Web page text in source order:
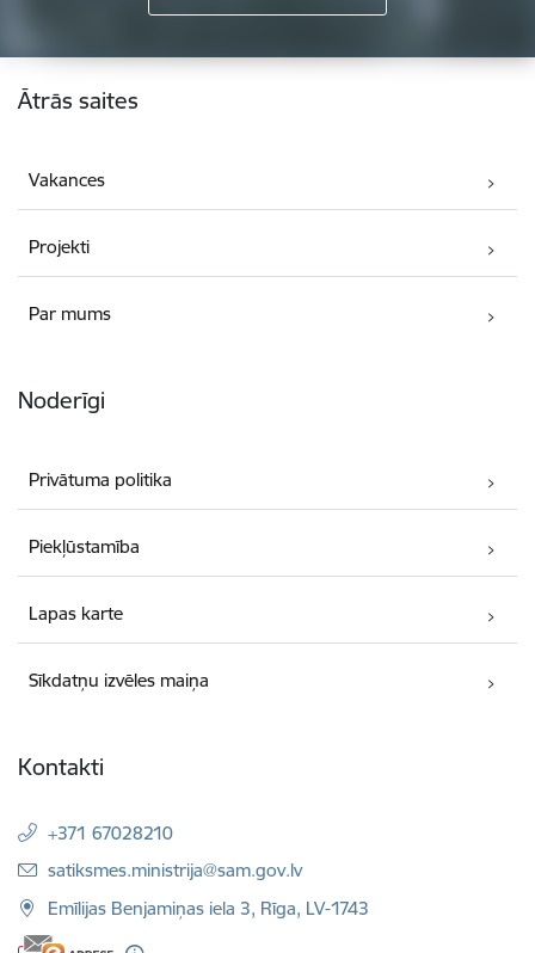
Kājene
Ātrās saites
Vakances
Projekti
Par mums
Noderīgi
Privātuma politika
Piekļūstamība
Lapas karte
Sīkdatņu izvēles maiņa
Kontakti
+371 67028210
E-pasts:
satiksmes.ministrija@sam.gov.lv
Emīlijas Benjamiņas iela 3, Rīga, LV-1743